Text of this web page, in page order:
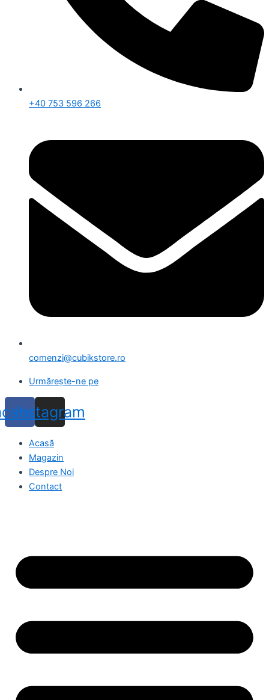
+40 753 596 266
comenzi@cubikstore.ro
Urmărește-ne pe
Instagram
Acasă
Magazin
Despre Noi
Contact